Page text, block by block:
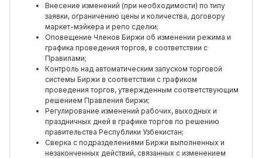
Внесение изменений (при необходимости) по типу
заявки, ограничению цены и количества, договору
маркет-мэйкера и репо сделки;
Оповещение Членов Биржи об изменении режима и
графика проведения торгов, в соответствии с
Правилами;
Контроль над автоматическим запуском торговой
системы Биржи в соответствии с графиком
проведения торгов, утвержденным соответствующим
решением Правления биржи;
Регулирование изменений рабочих, выходных и
праздничных дней в графике торгов по решению
правительства Республики Узбекистан;
Сверка с подразделениями Биржи выполненных и
незаконченных действий, связанных с изменением